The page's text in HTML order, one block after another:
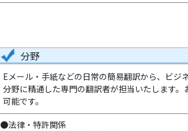
分野
Eメール・手紙などの日常の簡易翻訳から、ビジ
分野に精通した専門の翻訳者が担当いたします
可能です。
●法律・特許関係